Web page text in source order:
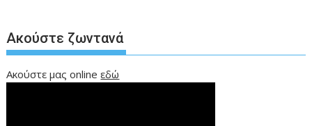
Ακούστε ζωντανά
Ακούστε μας onlineεδώ